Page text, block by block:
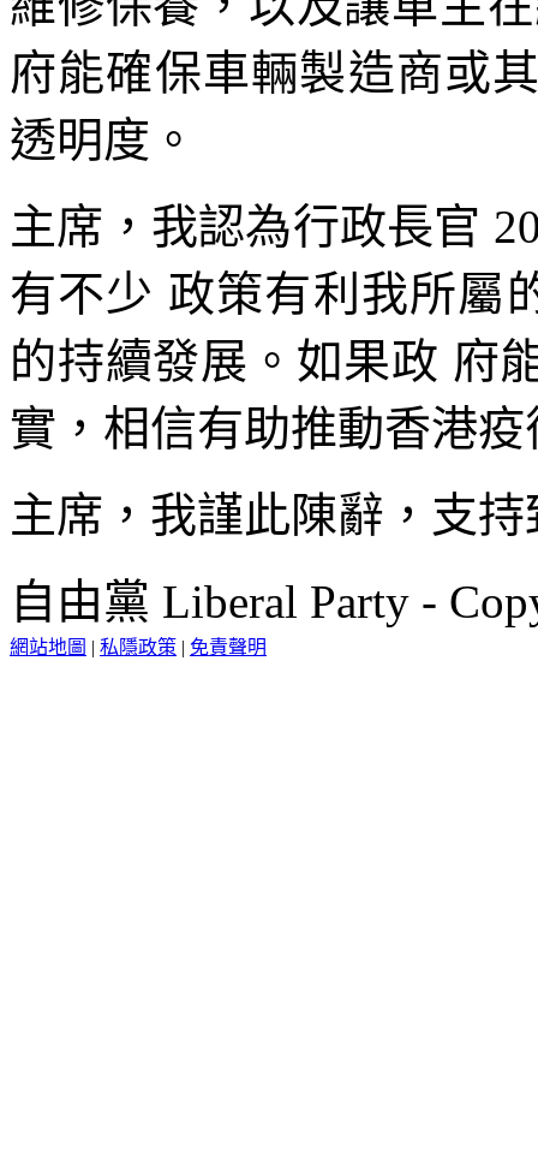
府能確保車輛製造商或
透明度。
主席，我認為行政長官
有不少 政策有利我所屬
的持續發展。如果政 府
實，相信有助推動香港
主席，我謹此陳辭，支
自由黨 Liberal Party -
網站地圖 | 私隱政策 | 免責聲明